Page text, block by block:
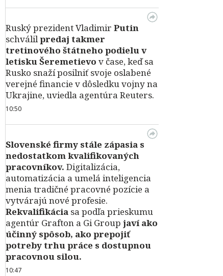
Ruský prezident Vladimir Putin
schválilpredaj takmer
tretinového štátneho podielu v
letisku Šeremetievo v čase, keď sa
Rusko snaží posilniť svoje oslabené
verejné financie v dôsledku vojny na
Ukrajine, uviedla agentúra Reuters.
10:50
Slovenské firmy stále zápasia s
nedostatkom kvalifikovaných
pracovníkov. Digitalizácia,
automatizácia a umelá inteligencia
menia tradičné pracovné pozície a
vytvárajú nové profesie.
Rekvalifikácia sa podľa prieskumu
agentúr Grafton a Gi Group javí ako
účinný spôsob, ako prepojiť
potreby trhu práce s dostupnou
pracovnou silou.
10:47